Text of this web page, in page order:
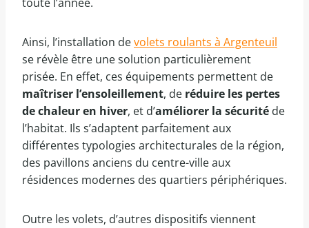
Ainsi, l’installation devolets roulants à Argenteuil
se révèle être une solution particulièrement
prisée. En effet, ces équipements permettent de
maîtriser l’ensoleillement, de réduire les pertes
de chaleur en hiver, et d’améliorer la sécurité de
l’habitat. Ils s’adaptent parfaitement aux
différentes typologies architecturales de la région,
des pavillons anciens du centre-ville aux
résidences modernes des quartiers périphériques.
Outre les volets, d’autres dispositifs viennent